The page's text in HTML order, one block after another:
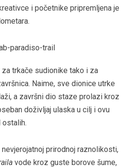
i početnike pripremljena je
trkače sudionike tako i za
Naime, sve dionice utrke
a završni dio staze prolazi kroz
doživljaj ulaska u cilj i ovu
ostalih.
prirodnoj raznolikosti,
vode kroz guste borove šume,